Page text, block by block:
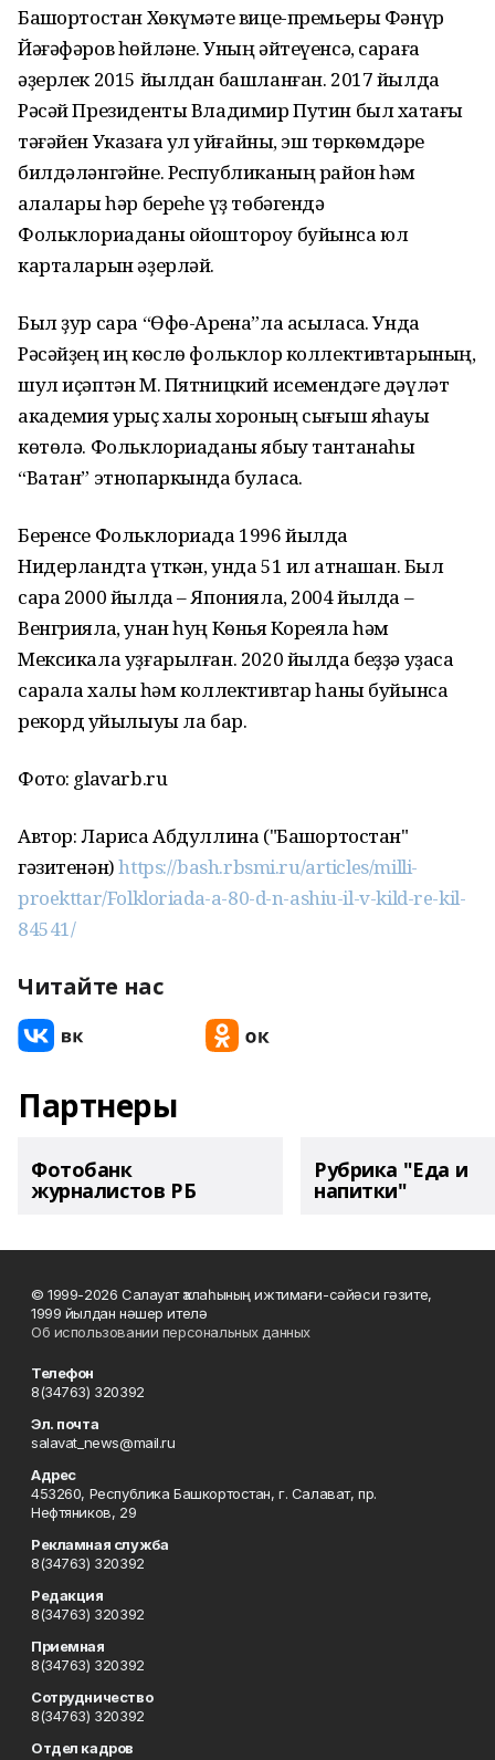
Башҡортостан Хөкүмәте вице-премьеры Фәнүр
Йәғәфәров һөйләне. Уның әйтеүенсә, сараға
әҙерлек 2015 йылдан башланған. 2017 йылда
Рәсәй Президенты Владимир Путин был хаҡтағы
тәғәйен Указаға ҡул ҡуйғайны, эш төркөмдәре
билдәләнгәйне. Республиканың район һәм
ҡалалары һәр береһе үҙ төбәгендә
Фольклориаданы ойоштороу буйынса юл
карталарын әҙерләй.
Был ҙур сара “Өфө-Арена”ла асыласаҡ. Унда
Рәсәйҙең иң көслө фольклор коллективтарының,
шул иҫәптән М. Пятницкий исемендәге дәүләт
академия урыҫ халыҡ хороның сығыш яһауы
көтөлә. Фольклориаданы ябыу тантанаһы
“Ватан” этнопаркында буласаҡ.
Беренсе Фольклориада 1996 йылда
Нидерландта үткән, унда 51 ил ҡатнашҡан. Был
сара 2000 йылда – Японияла, 2004 йылда –
Венгрияла, унан һуң Көньяҡ Кореяла һәм
Мексикала уҙғарылған. 2020 йылда беҙҙә уҙасаҡ
сарала халыҡ һәм коллективтар һаны буйынса
рекорд ҡуйылыуы ла бар.
Фото: glavarb.ru
Автор: Лариса Абдуллина ("Башҡортостан"
гәзитенән)https://bash.rbsmi.ru/articles/milli-
proekttar/Folkloriada-a-80-d-n-ashiu-il-v-kild-re-kil-
84541/
Читайте нас
Партнеры
Фотобанк
журналистов РБ
Рубрика "Еда и
напитки"
© 1999-2026 Салауат ҡалаһының ижтимағи-сәйәси гәзите,
1999 йылдан нәшер ителә
Об использовании персональных данных
Телефон
8(34763) 320392
Эл. почта
salavat_news@mail.ru
Адрес
453260, Республика Башкортостан, г. Салават, пр.
Нефтяников, 29
Рекламная служба
8(34763) 320392
Редакция
8(34763) 320392
Приемная
8(34763) 320392
Сотрудничество
8(34763) 320392
Отдел кадров